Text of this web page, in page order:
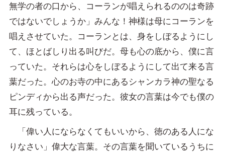
無学の者の口から、コーランが唱えられるののは奇跡
ではないでしょうか」みんな！神様は母にコーランを
唱えさせていた。コーランとは、身をしぼるようにし
て、ほとばしり出る叫びだ。母も心の底から、僕に言
っていた。それらは心をしぼるようにして出て来る言
葉だった。心のお寺の中にあるシャンカラ神の聖なる
ピンディから出る声だった。彼女の言葉は今でも僕の
耳に残っている。
「偉い人にならなくてもいいから、徳のある人にな
りなさい」偉大な言葉。その言葉を聞いているうちに